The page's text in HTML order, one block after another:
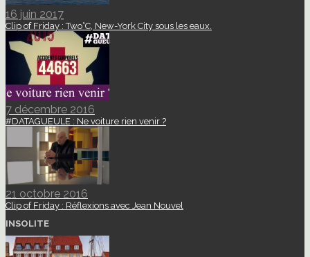
16 juin 2017
Clip of Friday : Two°C, New-York City sous les eaux.
7 décembre 2016
#DATAGUEULE : Ne voiture rien venir ?
21 octobre 2016
Clip of Friday : Réflexions avec Jean Nouvel
INSOLITE